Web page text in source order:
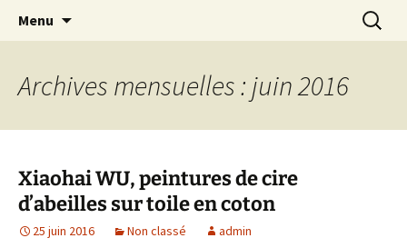
Les arts foreztiers
Festival de création contemporaine à
Chavaniac-Lafayette, Forez, Haute-loire,
Auvergne
Menu
Archives mensuelles : juin 2016
Xiaohai WU, peintures de cire
d’abeilles sur toile en coton
25 juin 2016 Non classé admin